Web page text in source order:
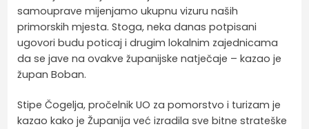
samouprave mijenjamo ukupnu vizuru naših
primorskih mjesta. Stoga, neka danas potpisani
ugovori budu poticaj i drugim lokalnim zajednicama
da se jave na ovakve županijske natječaje – kazao je
župan Boban.
Stipe Čogelja, pročelnik UO za pomorstvo i turizam je
kazao kako je Županija već izradila sve bitne strateške